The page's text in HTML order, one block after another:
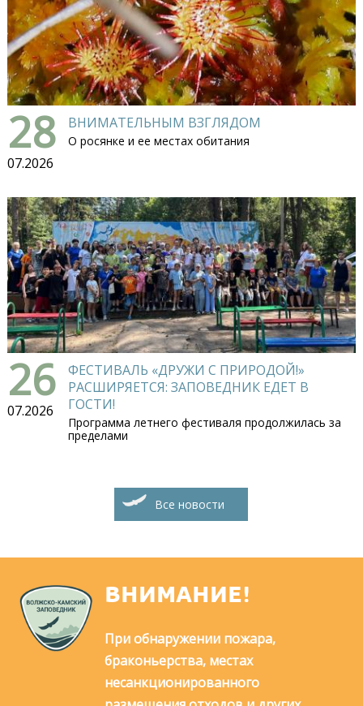
28
07.2026
ВНИМАТЕЛЬНЫМ ВЗГЛЯДОМ
О росянке и ее местах обитания
26
07.2026
ФЕСТИВАЛЬ «ДРУЖИ С ПРИРОДОЙ!»
РАСШИРЯЕТСЯ: ЗАПОВЕДНИК ЕДЕТ В
ГОСТИ!
Программа летнего фестиваля продолжилась за
пределами
Все новости
ВНИМАНИЕ!
При обнаружении пожара,
браконьерства, местах
несанкционированного